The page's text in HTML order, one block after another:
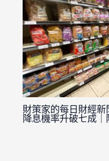
財策家的每日財經
降息機率升破七成